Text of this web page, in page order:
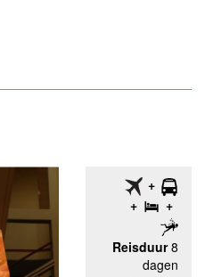
Reisduur8
dagen